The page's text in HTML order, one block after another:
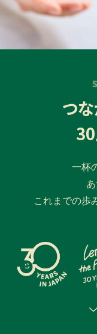
つ
一杯
これまでの歩